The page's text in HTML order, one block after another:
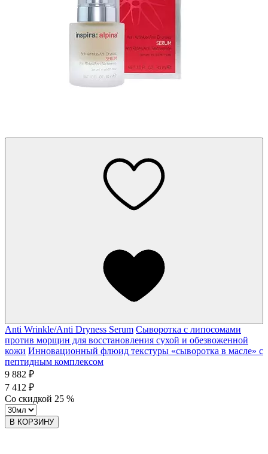
Anti Wrinkle/Anti Dryness Serum Сыворотка с липосомами
против морщин для восстановления сухой и обезвоженной
кожи Инновационный флюид текстуры «сыворотка в масле» с
пептидным комплексом
9 882 ₽
7 412 ₽
Со скидкой 25 %
В КОРЗИНУ